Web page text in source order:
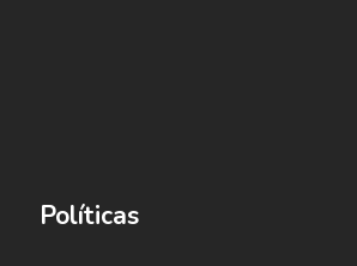
Políticas